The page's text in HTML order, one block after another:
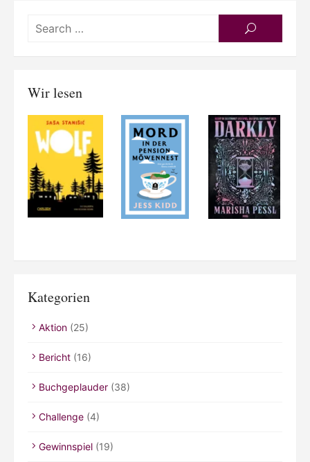
SEARCH
Wir lesen
Kategorien
Aktion (25)
Bericht (16)
Buchgeplauder (38)
Challenge (4)
Gewinnspiel (19)